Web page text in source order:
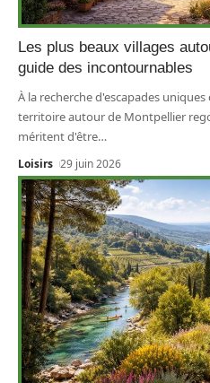
Les plus beaux villages
guide des incontournables
À la recherche d'escapades uniques
territoire autour de Montpellier
méritent d'être…
Loisirs 29 juin 2026